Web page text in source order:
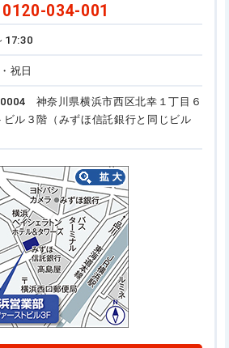
0120-034-001
17:30
祝日
神奈川県横浜市西区北幸１丁目６
ル３階（みずほ信託銀行と同じビル